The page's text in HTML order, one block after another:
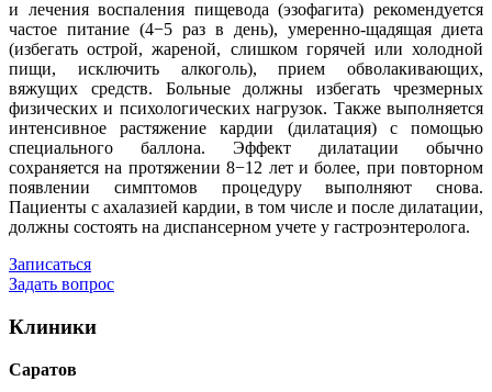
и лечения воспаления пищевода (эзофагита) рекомендуется
частое питание (4−5 раз в день), умеренно-щадящая диета
(избегать острой, жареной, слишком горячей или холодной
пищи, исключить алкоголь), прием обволакивающих,
вяжущих средств. Больные должны избегать чрезмерных
физических и психологических нагрузок. Также выполняется
интенсивное растяжение кардии (дилатация) с помощью
специального баллона. Эффект дилатации обычно
сохраняется на протяжении 8−12 лет и более, при повторном
появлении симптомов процедуру выполняют снова.
Пациенты с ахалазией кардии, в том числе и после дилатации,
должны состоять на диспансерном учете у гастроэнтеролога.
Записаться
Задать вопрос
Клиники
Саратов